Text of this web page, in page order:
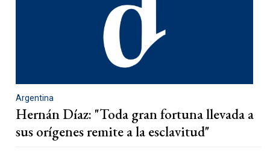
Argentina
Hernán Díaz: "Toda gran fortuna llevada a
sus orígenes remite a la esclavitud"